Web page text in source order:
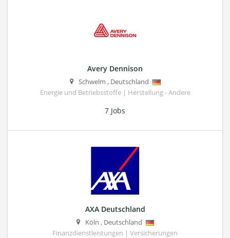
Avery Dennison
Schwelm , Deutschland
Energie und Betriebsstoffe | Herstellung - Andere
7 Jobs
AXA Deutschland
Köln , Deutschland
Finanzdienstleistungen | Versicherungen